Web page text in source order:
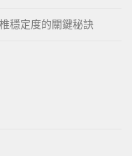
穩定度的關鍵秘訣